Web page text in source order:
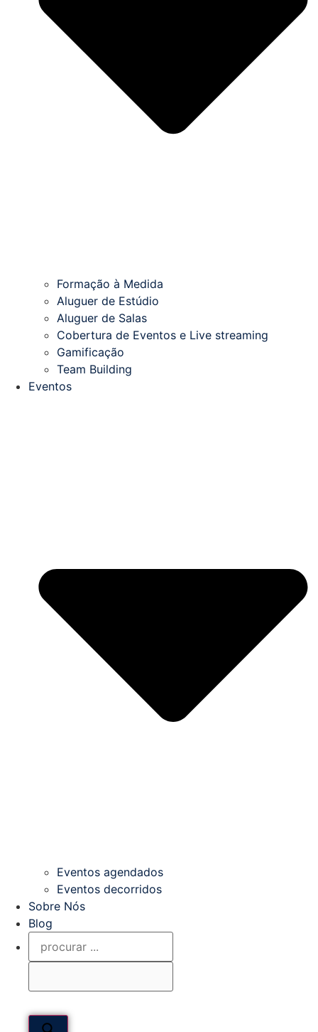
Formação à Medida
Aluguer de Estúdio
Aluguer de Salas
Cobertura de Eventos e Live streaming
Gamificação
Team Building
Eventos
Eventos agendados
Eventos decorridos
Sobre Nós
Blog